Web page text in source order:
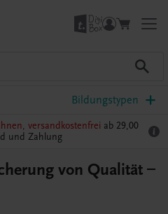
Bildungstypen
versandkostenfrei ab 29,00
und Zahlung
von Qualität –